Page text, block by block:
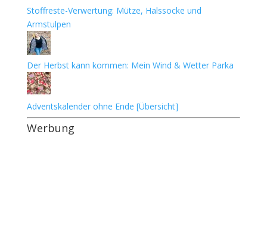
Stoffreste-Verwertung: Mütze, Halssocke und
Armstulpen
Der Herbst kann kommen: Mein Wind & Wetter Parka
Adventskalender ohne Ende [Übersicht]
Werbung